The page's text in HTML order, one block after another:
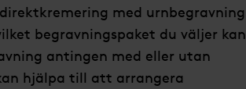
med
begravningspaket du väljer kan
antingen med eller utan
hjälpa till att arrangera